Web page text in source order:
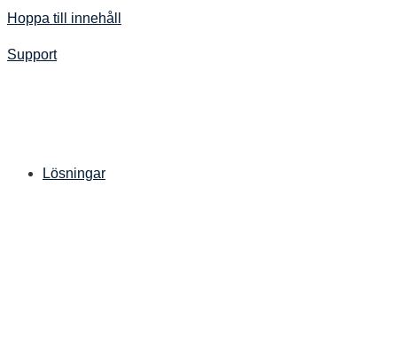
Hoppa till innehåll
Support
Lösningar